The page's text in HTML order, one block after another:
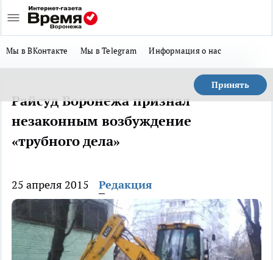
Мы в ВКонтакте Мы в Telegram Информация о нас
Принять
Райсуд Воронежа признал
незаконным возбуждение
«трубного дела»
25 апреля 2015 Редакция